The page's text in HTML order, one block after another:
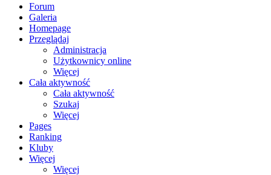
Forum
Galeria
Homepage
Przeglądaj
Administracja
Użytkownicy online
Więcej
Cała aktywność
Cała aktywność
Szukaj
Więcej
Pages
Ranking
Kluby
Więcej
Więcej